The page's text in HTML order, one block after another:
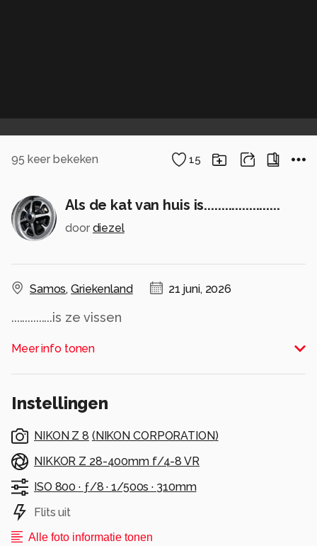
95 keer bekeken 15
Als de kat van huis is......................
door diezel
Samos,Griekenland 21 juni, 2026
...............is ze vissen
Alle rechten voorbehouden
Meer info tonen
Instellingen
NIKON Z 8 (NIKON CORPORATION)
NIKKOR Z 28-400mm f/4-8 VR
ISO 800 · ƒ/8 ·1/500s · 310mm
Flits uit
Alle foto informatie tonen